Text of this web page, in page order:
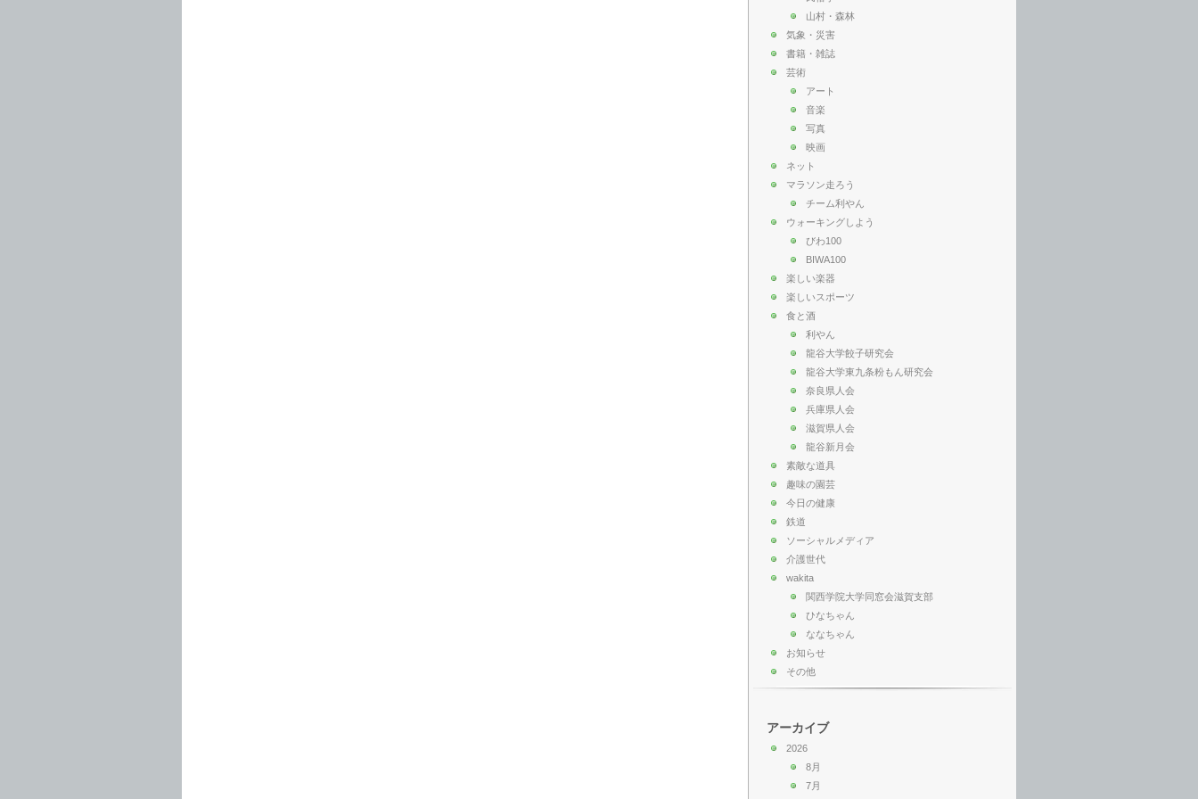
山村・森林
気象・災害
書籍・雑誌
芸術
アート
音楽
写真
映画
ネット
マラソン走ろう
チーム利やん
ウォーキングしよう
びわ100
BIWA100
楽しい楽器
楽しいスポーツ
食と酒
利やん
龍谷大学餃子研究会
龍谷大学東九条粉もん研究会
奈良県人会
兵庫県人会
滋賀県人会
龍谷新月会
素敵な道具
趣味の園芸
今日の健康
鉄道
ソーシャルメディア
介護世代
wakita
関西学院大学同窓会滋賀支部
ひなちゃん
ななちゃん
お知らせ
その他
アーカイブ
2026
8月
7月